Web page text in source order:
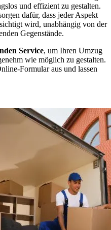
und effizient zu gestalten.
dafür, dass jeder Aspekt
wird, unabhängig von der
Gegenstände.
Service, um Ihren Umzug
wie möglich zu gestalten.
Formular aus und lassen